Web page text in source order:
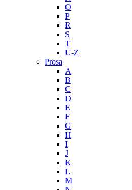
O
P
R
S
T
U-Z
Prosa
A
B
C
D
E
F
G
H
I
J
K
L
M